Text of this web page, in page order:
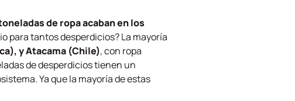
de ropa acaban en los
para tantos desperdicios? La mayoría
y Atacama (Chile), con ropa
de desperdicios tienen un
Ya que la mayoría de estas